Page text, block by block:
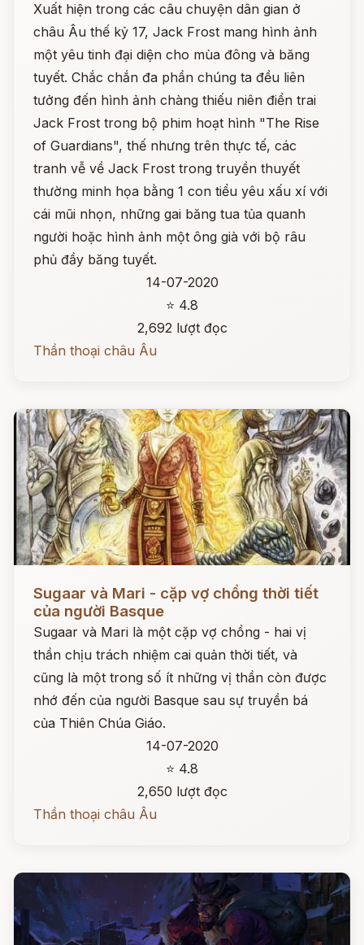
Xuất hiện trong các câu chuyện dân gian ở
châu Âu thế kỷ 17, Jack Frost mang hình ảnh
một yêu tinh đại diện cho mùa đông và băng
tuyết. Chắc chắn đa phần chúng ta đều liên
tưởng đến hình ảnh chàng thiếu niên điển trai
Jack Frost trong bộ phim hoạt hình "The Rise
of Guardians", thế nhưng trên thực tế, các
tranh vễ về Jack Frost trong truyền thuyết
thường minh họa bằng 1 con tiểu yêu xấu xí với
cái mũi nhọn, những gai băng tua tủa quanh
người hoặc hình ảnh một ông già với bộ râu
phủ đầy băng tuyết.
14-07-2020
⭐ 4.8
2,692 lượt đọc
Thần thoại châu Âu
Sugaar và Mari - cặp vợ chồng thời tiết
của người Basque
Sugaar và Mari là một cặp vợ chồng - hai vị
thần chịu trách nhiệm cai quản thời tiết, và
cũng là một trong số ít những vị thần còn được
nhớ đến của người Basque sau sự truyền bá
của Thiên Chúa Giáo.
14-07-2020
⭐ 4.8
2,650 lượt đọc
Thần thoại châu Âu